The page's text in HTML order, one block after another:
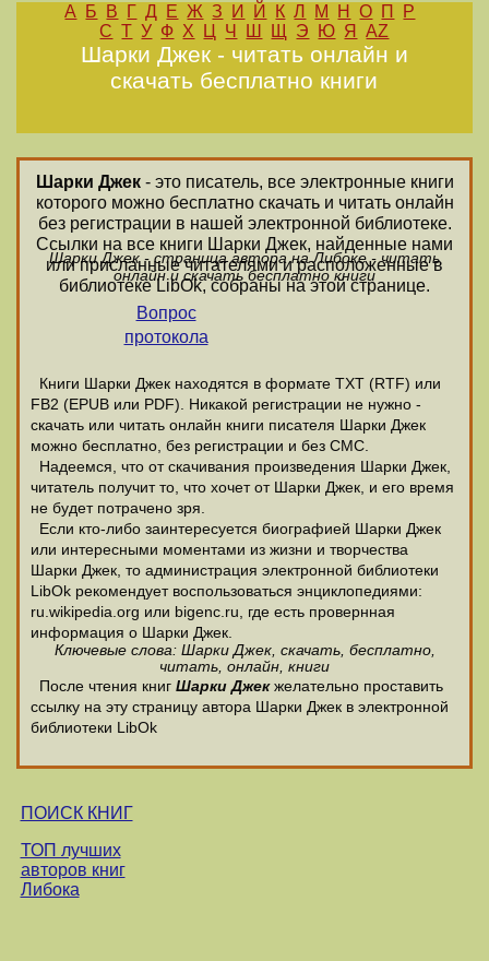
А Б В Г Д Е Ж З И Й К Л М Н О П
Р
С Т У Ф Х Ц Ч Ш Щ Э Ю Я AZ
Шарки Джек - читать онлайн и
скачать бесплатно книги
Шарки Джек- это писатель, все электронные книги
которого можно бесплатно скачать и читать онлайн
без регистрации в нашей электронной библиотеке.
Ссылки на все книги Шарки Джек, найденные нами
или присланные читателями и расположенные в
библиотеке LibOk, собраны на этой странице.
Шарки Джек - страница автора на Либоке - читать
онлайн и скачать бесплатно книги
Вопрос
протокола
Книги Шарки Джек находятся в формате ТХТ (RTF) или
FB2 (EPUB или PDF). Никакой регистрации не нужно -
скачать или читать онлайн книги писателя Шарки Джек
можно бесплатно, без регистрации и без СМС.
Надеемся, что от скачивания произведения Шарки Джек,
читатель получит то, что хочет от Шарки Джек, и его время
не будет потрачено зря.
Если кто-либо заинтересуется биографией Шарки Джек
или интересными моментами из жизни и творчества
Шарки Джек, то администрация электронной библиотеки
LibOk рекомендует воспользоваться энциклопедиями:
ru.wikipedia.org или bigenc.ru, где есть провернная
информация о Шарки Джек.
Ключевые слова: Шарки Джек, скачать, бесплатно,
читать, онлайн, книги
После чтения книг Шарки Джекжелательно проставить
ссылку на эту страницу автора Шарки Джек в электронной
библиотеки LibOk
ПОИСК КНИГ
ТОП лучших
авторов книг
Либока